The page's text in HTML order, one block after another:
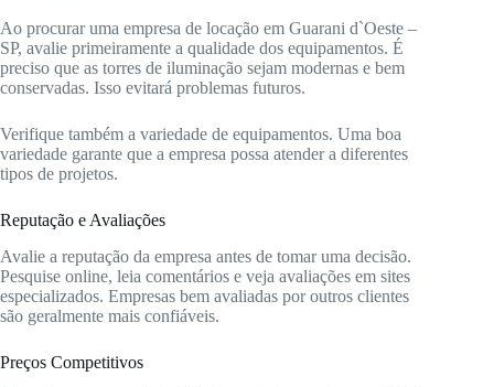
Ao procurar uma empresa de locação em Guarani d`Oeste –
SP, avalie primeiramente a qualidade dos equipamentos. É
preciso que as torres de iluminação sejam modernas e bem
conservadas. Isso evitará problemas futuros.
Verifique também a variedade de equipamentos. Uma boa
variedade garante que a empresa possa atender a diferentes
tipos de projetos.
Reputação e Avaliações
Avalie a reputação da empresa antes de tomar uma decisão.
Pesquise online, leia comentários e veja avaliações em sites
especializados. Empresas bem avaliadas por outros clientes
são geralmente mais confiáveis.
Preços Competitivos